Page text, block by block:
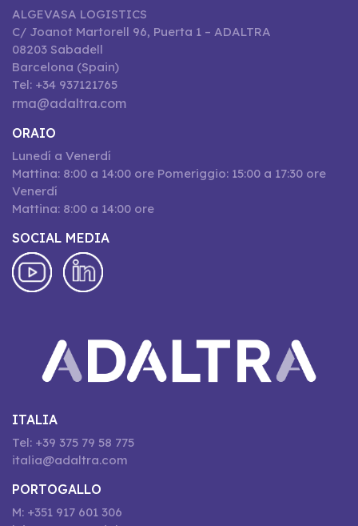
ALGEVASA LOGISTICS
C/ Joanot Martorell 96, Puerta 1 – ADALTRA
08203 Sabadell
Barcelona (Spain)
Tel: +34 937121765
rma@adaltra.com
ORAIO
Lunedí a Venerdí
Mattina: 8:00 a 14:00 ore Pomeriggio: 15:00 a 17:30 ore
Venerdí
Mattina: 8:00 a 14:00 ore
SOCIAL MEDIA
ITALIA
Tel: +39 375 79 58 775
italia@adaltra.com
PORTOGALLO
M: +351 917 601 306